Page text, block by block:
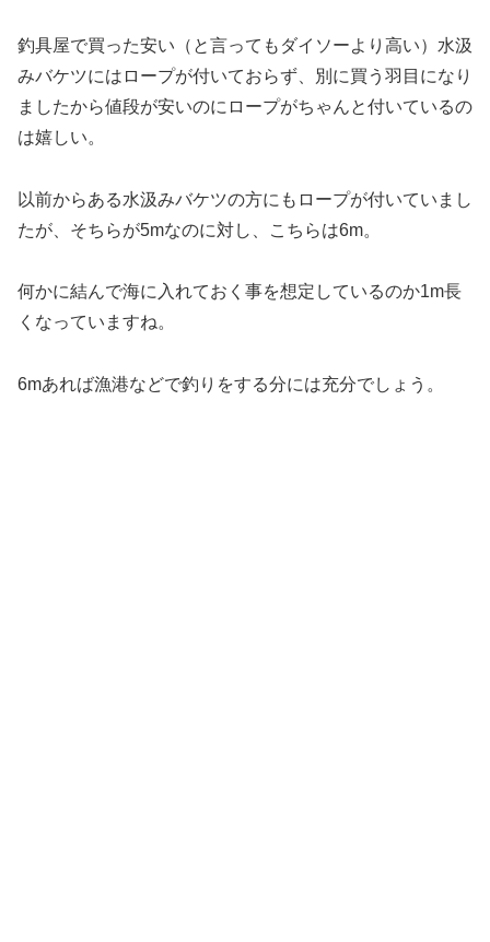
釣具屋で買った安い（と言ってもダイソーより高い）水汲
みバケツにはロープが付いておらず、別に買う羽目になり
ましたから値段が安いのにロープがちゃんと付いているの
は嬉しい。
以前からある水汲みバケツの方にもロープが付いていまし
たが、そちらが5mなのに対し、こちらは6m。
何かに結んで海に入れておく事を想定しているのか1m長
くなっていますね。
6mあれば漁港などで釣りをする分には充分でしょう。